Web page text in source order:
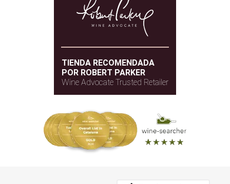
TIENDA RECOMENDADA
POR ROBERT PARKER
Wine Advocate Trusted Retailer